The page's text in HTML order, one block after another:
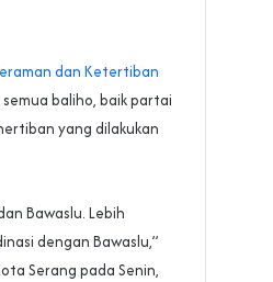
dan Ketertiban
baliho, baik partai
yang dilakukan
Bawaslu. Lebih
dengan Bawaslu,”
Serang pada Senin,